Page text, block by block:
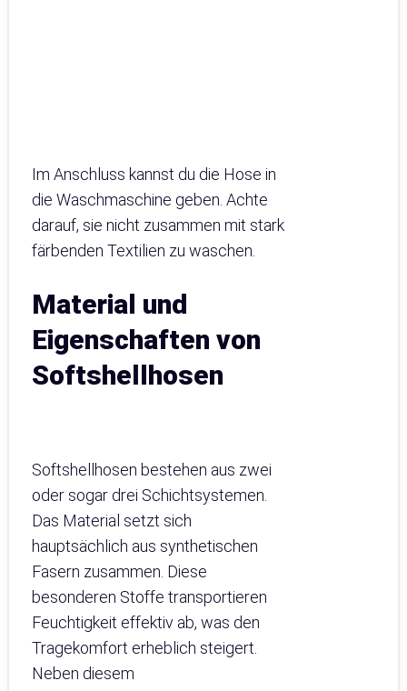
Im Anschluss kannst du die Hose in
die Waschmaschine geben. Achte
darauf, sie nicht zusammen mit stark
färbenden Textilien zu waschen.
Material und
Eigenschaften von
Softshellhosen
Softshellhosen bestehen aus zwei
oder sogar drei Schichtsystemen.
Das Material setzt sich
hauptsächlich aus synthetischen
Fasern zusammen. Diese
besonderen Stoffe transportieren
Feuchtigkeit effektiv ab, was den
Tragekomfort erheblich steigert.
Neben diesem